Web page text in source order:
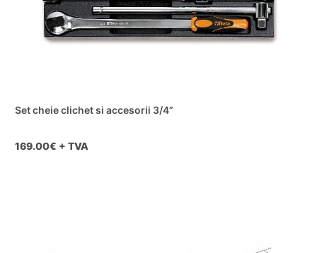
Set cheie clichet si accesorii 3/4”
169.00€ + TVA